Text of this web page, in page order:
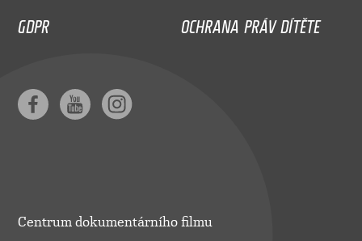
GDPR
OCHRANA PRÁV DÍTĚTE
Centrum dokumentárního filmu